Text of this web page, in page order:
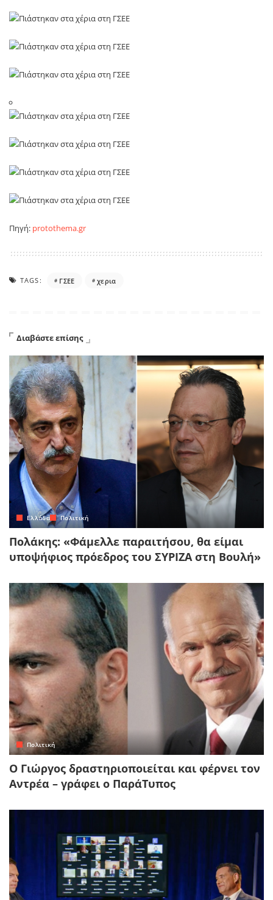
Πηγή: protothema.gr
TAGS: ΓΣΕΕ χερια
Διαβάστε επίσης
Ελλάδα Πολιτική
Πολάκης: «Φάμελλε παραιτήσου, θα είμαι
υποψήφιος πρόεδρος του ΣΥΡΙΖΑ στη Βουλή»
Πολιτική
Ο Γιώργος δραστηριοποιείται και φέρνει τον
Αντρέα – γράφει ο ΠαράΤυπος